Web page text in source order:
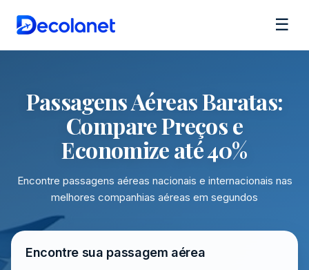
☰
Passagens Aéreas Baratas:
Compare Preços e
Economize até 40%
Encontre passagens aéreas nacionais e internacionais nas
melhores companhias aéreas em segundos
Encontre sua passagem aérea